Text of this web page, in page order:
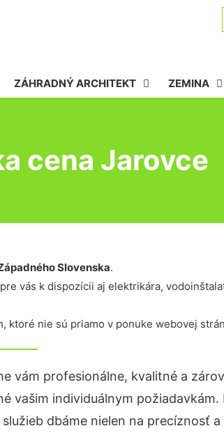
ZÁHRADNÝ ARCHITEKT ZEMINA
cena Jarovce
Slovenska.
vás k dispozícii aj elektrikára,
ktoré nie sú priamo v ponuke webovej
vám profesionálne, kvalitné a
vašim individuálnym požiadavkám.
dbáme nielen na precíznosť